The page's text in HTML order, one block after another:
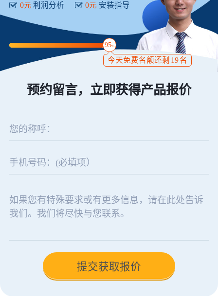
0元 利润分析 0元 安装指导
95%
今天免费名额还剩 19名
预约留言，立即获得产品报价